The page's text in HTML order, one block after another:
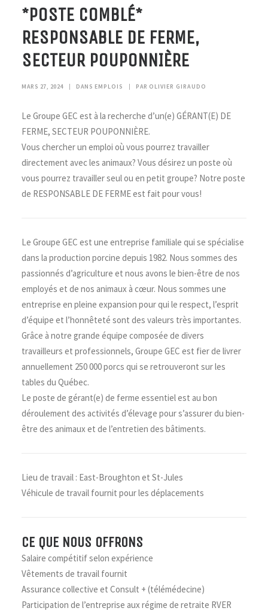
*POSTE COMBLÉ*
RESPONSABLE DE FERME,
SECTEUR POUPONNIÈRE
MARS 27, 2024 | DANS EMPLOIS | PAR OLIVIER GIRAUDO
Le Groupe GEC est à la recherche d’un(e) GÉRANT(E) DE
FERME, SECTEUR POUPONNIÈRE.
Vous chercher un emploi où vous pourrez travailler
directement avec les animaux? Vous désirez un poste où
vous pourrez travailler seul ou en petit groupe? Notre poste
de RESPONSABLE DE FERME est fait pour vous!
Le Groupe GEC est une entreprise familiale qui se spécialise
dans la production porcine depuis 1982. Nous sommes des
passionnés d’agriculture et nous avons le bien-être de nos
employés et de nos animaux à cœur. Nous sommes une
entreprise en pleine expansion pour qui le respect, l’esprit
d’équipe et l’honnêteté sont des valeurs très importantes.
Grâce à notre grande équipe composée de divers
travailleurs et professionnels, Groupe GEC est fier de livrer
annuellement 250 000 porcs qui se retrouveront sur les
tables du Québec.
Le poste de gérant(e) de ferme essentiel est au bon
déroulement des activités d’élevage pour s’assurer du bien-
être des animaux et de l’entretien des bâtiments.
Lieu de travail : East-Broughton et St-Jules
Véhicule de travail fournit pour les déplacements
CE QUE NOUS OFFRONS
Salaire compétitif selon expérience
Vêtements de travail fournit
Assurance collective et Consult + (télémédecine)
Participation de l’entreprise aux régime de retraite RVER